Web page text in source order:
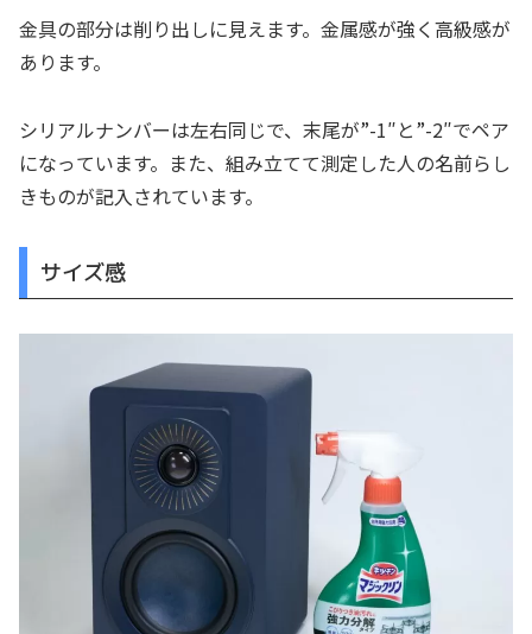
金具の部分は削り出しに見えます。金属感が強く高級感が
あります。
シリアルナンバーは左右同じで、末尾が”-1″と”-2″でペア
になっています。また、組み立てて測定した人の名前らし
きものが記入されています。
サイズ感